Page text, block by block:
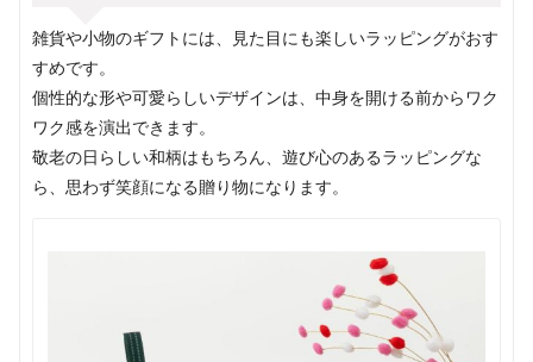
雑貨や小物のギフトには、見た目にも楽しいラッピングがおす
すめです。
個性的な形や可愛らしいデザインは、中身を開ける前からワク
ワク感を演出できます。
敬老の日らしい和柄はもちろん、遊び心のあるラッピングな
ら、思わず笑顔になる贈り物になります。